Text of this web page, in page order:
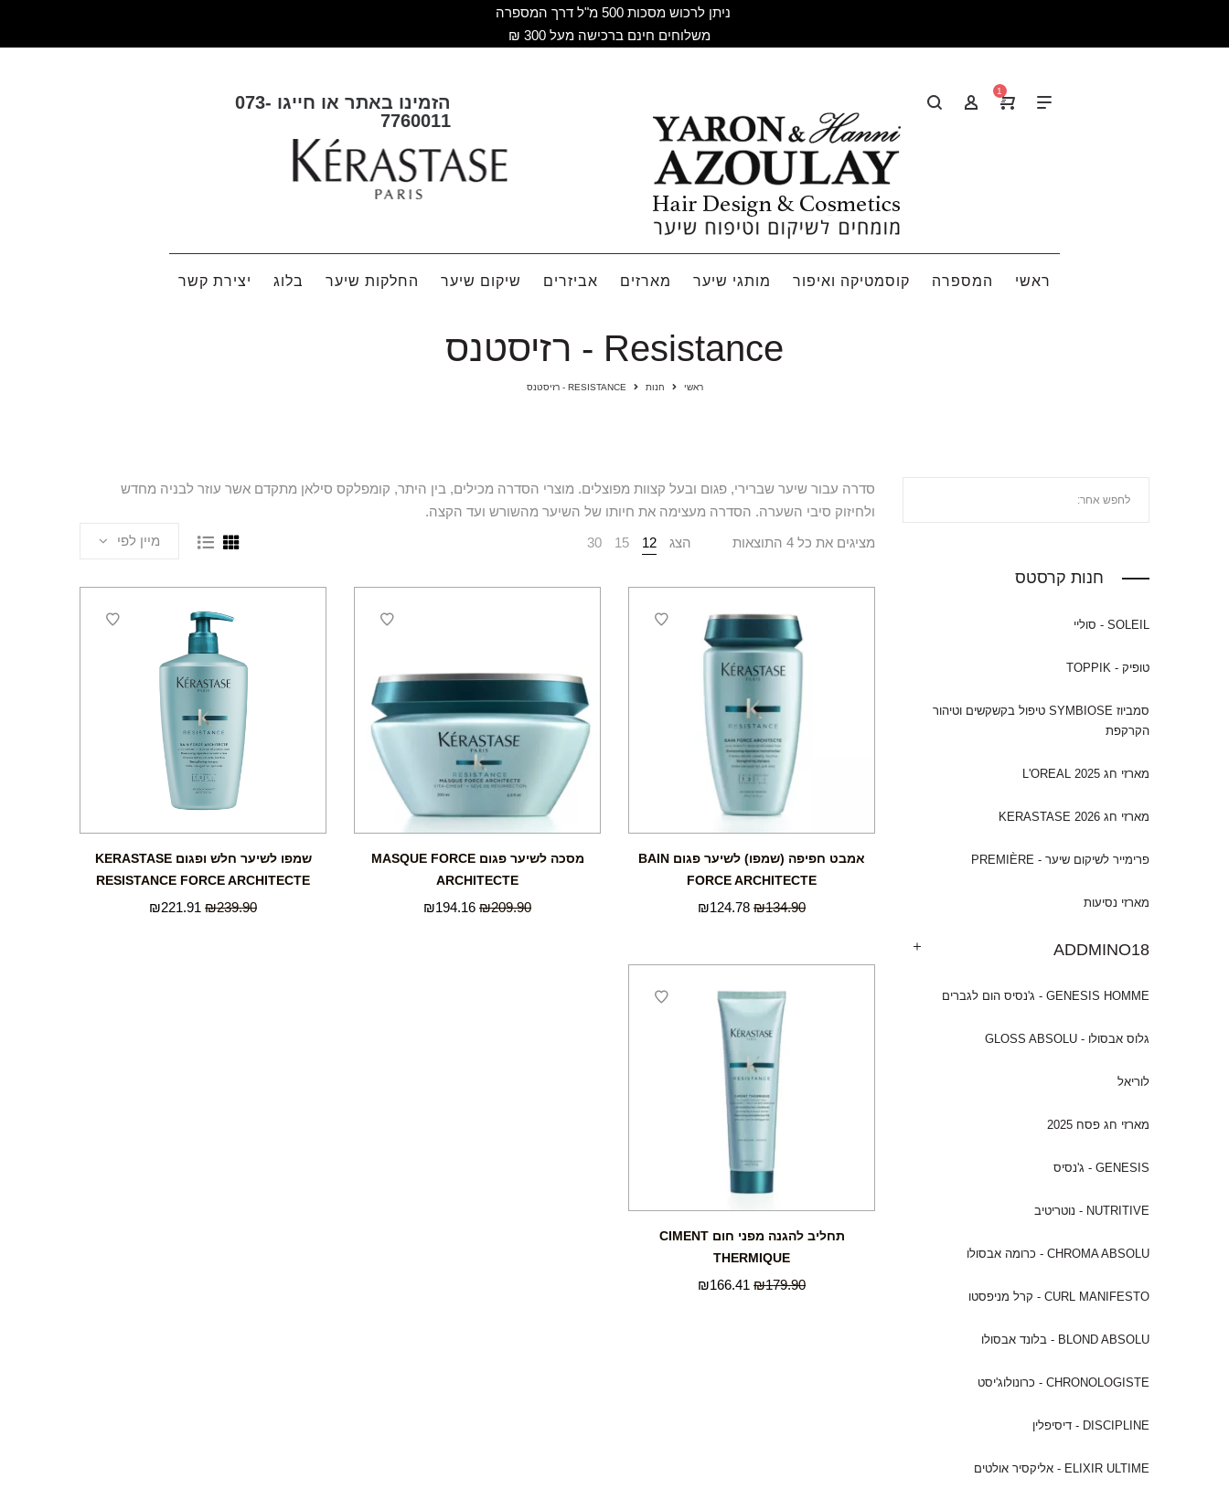
ניתן לרכוש מסכות 500 מ"ל דרך המספרה
משלוחים חינם ברכישה מעל 300 ₪
הזמינו באתר או חייגו 073-
7760011
1
ראשי המספרה קוסמטיקה ואיפור מותגי שיער מארזים אביזרים שיקום שיער החלקות שיער בלוג יצירת קשר
Resistance - רזיסטנס
ראשי חנות RESISTANCE - רזיסטנס
סדרה עבור שיער שברירי, פגום ובעל קצוות מפוצלים. מוצרי הסדרה מכילים, בין היתר, קומפלקס סילאן מתקדם אשר עוזר לבניה מחדש
ולחיזוק סיבי השערה. הסדרה מעצימה את חיותו של השיער מהשורש ועד הקצה.
מציגים את כל ⁦4⁩ התוצאות
הצג 12
15
30 מיין לפי
אמבט חפיפה (שמפו) לשיער פגום BAIN
FORCE ARCHITECTE
₪134.90
₪124.78
מסכה לשיער פגום MASQUE FORCE
ARCHITECTE
₪209.90
₪194.16
שמפו לשיער חלש ופגום KERASTASE
RESISTANCE FORCE ARCHITECTE
₪239.90
₪221.91
תחליב להגנה מפני חום CIMENT
THERMIQUE
₪179.90
₪166.41
חנות קרסטס
SOLEIL - סוליי
טופיק - TOPPIK
סמביוז SYMBIOSE טיפול בקשקשים וטיהור
הקרקפת
מארזי חג 2025 L'OREAL
מארזי חג 2026 KERASTASE
פרימייר לשיקום שיער - PREMIÈRE
מארזי נסיעות
ADDMINO18
GENESIS HOMME - ג'נסיס הום לגברים
גלוס אבסולו - GLOSS ABSOLU
לוריאל
מארזי חג פסח 2025
GENESIS - ג'נסיס
NUTRITIVE - נוטריטיב
CHROMA ABSOLU - כרומה אבסולו
CURL MANIFESTO - קרל מניפסטו
BLOND ABSOLU - בלונד אבסולו
CHRONOLOGISTE - כרונולוג'יסט
DISCIPLINE - דיסיפלין
ELIXIR ULTIME - אליקסיר אולטים